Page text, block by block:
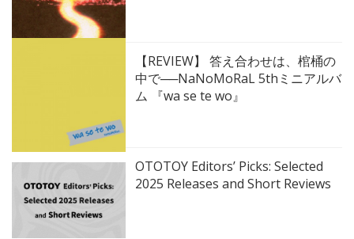
【REVIEW】 答え合わせは、棺桶の
中で──NaNoMoRaL 5thミニアルバ
ム 『wa se te wo』
OTOTOY Editors’ Picks: Selected
2025 Releases and Short Reviews